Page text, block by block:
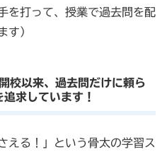
を打って、授業で過去問を配
す）
以来、過去問だけに頼ら
求しています！
える！」という骨太の学習ス